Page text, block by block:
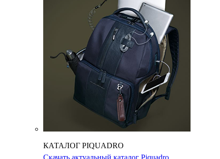
КАТАЛОГ PIQUADRO
Скачать актуальный каталог Piquadro